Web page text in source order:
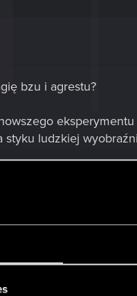
bzu i agrestu?
styku ludzkiej
stworzeniu wizji i
klimat można
której nie
podejście do